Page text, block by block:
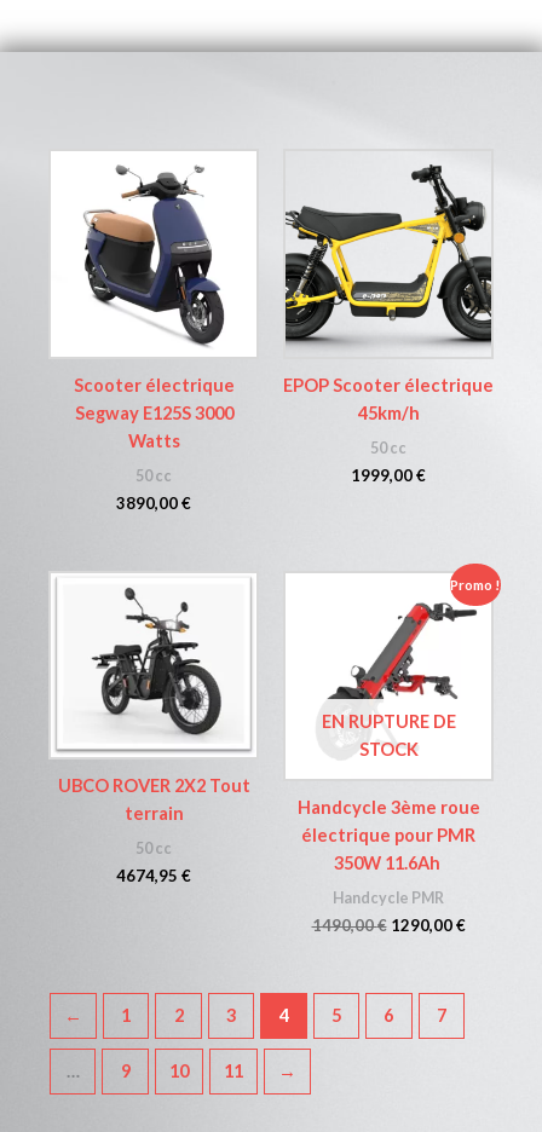
Scooter électrique
Segway E125S 3000
Watts
50 cc
3890,00€
EPOP Scooter électrique
45km/h
50 cc
1999,00€
UBCO ROVER 2X2 Tout
terrain
50 cc
4674,95 €
Promo !
EN RUPTURE DE
STOCK
Handcycle 3ème roue
électrique pour PMR
350W 11.6Ah
Handcycle PMR
1490,00€
Le
prix
initial
était :
1490,00 €.
1290,00€
Le
prix
actuel
← 1 2 3 4 5 6 7
… 9 10 11 →